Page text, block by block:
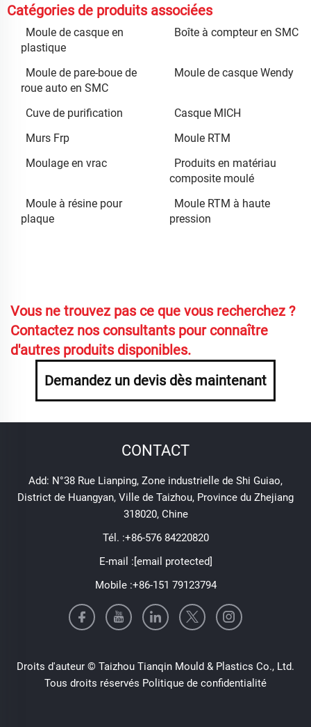
Catégories de produits associées
Moule de casque en
plastique
Boîte à compteur en SMC
Moule de pare-boue de
roue auto en SMC
Moule de casque Wendy
Cuve de purification
Casque MICH
Murs Frp
Moule RTM
Moulage en vrac
Produits en matériau
composite moulé
Moule à résine pour
plaque
Moule RTM à haute
pression
Vous ne trouvez pas ce que vous recherchez ?
Contactez nos consultants pour connaître
d'autres produits disponibles.
Demandez un devis dès maintenant
CONTACT
Add: N°38 Rue Lianping, Zone industrielle de Shi Guiao,
District de Huangyan, Ville de Taizhou, Province du Zhejiang
318020, Chine
Tél. :+86-576 84220820
E-mail :[email protected]
Mobile :+86-151 79123794
Droits d'auteur © Taizhou Tianqin Mould & Plastics Co., Ltd.
Tous droits réservés Politique de confidentialité